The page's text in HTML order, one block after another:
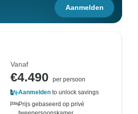
Aanmelden
Vanaf
€4.490
per persoon
Aanmelden to unlock savings
Prijs gebaseerd op privé